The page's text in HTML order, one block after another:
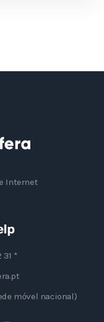
Internet
31 *
móvel nacional)